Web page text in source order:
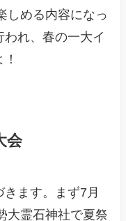
しめる内容になっ
れ、春の一大イ
会
ます。まず7月
大霊石神社で夏祭